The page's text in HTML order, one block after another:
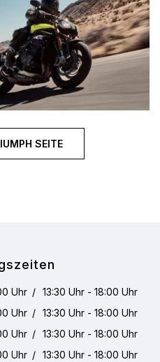
SEITE
Uhr / 13:30 Uhr - 18:00 Uhr
Uhr / 13:30 Uhr - 18:00 Uhr
Uhr / 13:30 Uhr - 18:00 Uhr
Uhr / 13:30 Uhr - 18:00 Uhr